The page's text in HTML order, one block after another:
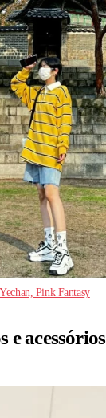
Yechan, Pink Fantasy
e acessórios